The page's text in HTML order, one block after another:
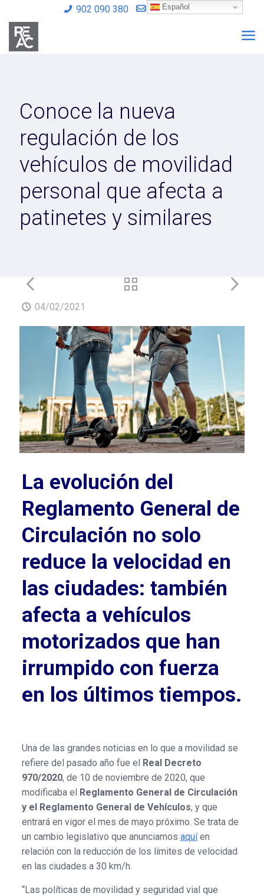
902 090 380 info@reac.es
Conoce la nueva
regulación de los
vehículos de movilidad
personal que afecta a
patinetes y similares
04/02/2021
La evolución del
Reglamento General de
Circulación no solo
reduce la velocidad en
las ciudades: también
afecta a vehículos
motorizados que han
irrumpido con fuerza
en los últimos tiempos.
Una de las grandes noticias en lo que a movilidad se
refiere del pasado año fue el Real Decreto
970/2020, de 10 de noviembre de 2020, que
modificaba el Reglamento General de Circulación
y el Reglamento General de Vehículos, y que
entrará en vigor el mes de mayo próximo. Se trata de
un cambio legislativo que anunciamos aquíen
relación con la reducción de los límites de velocidad
en las ciudades a 30 km/h.
“Las políticas de movilidad y seguridad vial que
Español